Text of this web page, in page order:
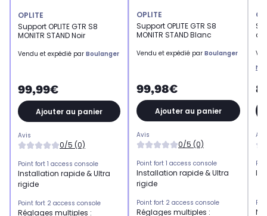
OPLITE
Support OPLITE GTR S8
MONITR STAND Noir
Vendu et expédié par Boulanger
99,99€
Ajouter au panier
Avis
0/5 (0)
Point fort 1 access console
Installation rapide & Ultra
rigide
Point fort 2 access console
Réglages multiples :
OPLITE
Support OPLITE GTR S8
MONITR STAND Blanc
Vendu et expédié par Boulanger
99,98€
Ajouter au panier
Avis
0/5 (0)
Point fort 1 access console
Installation rapide & Ultra
rigide
Point fort 2 access console
Réglages multiples :